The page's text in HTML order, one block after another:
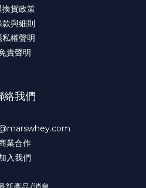
換貨政策
款與細則
私權聲明
責聲明
絡我們
業合作
入我們